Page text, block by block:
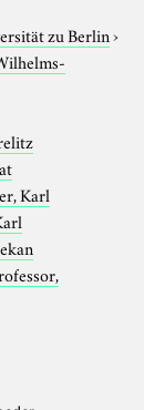
zu Berlin›
Karl